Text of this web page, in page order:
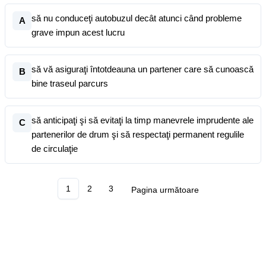
A
să nu conduceţi autobuzul decât atunci când probleme
grave impun acest lucru
B
să vă asiguraţi întotdeauna un partener care să cunoască
bine traseul parcurs
C
să anticipaţi şi să evitaţi la timp manevrele imprudente ale
partenerilor de drum şi să respectaţi permanent regulile
de circulaţie
1 2 3 Pagina următoare